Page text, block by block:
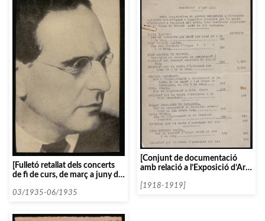
[Fulletó retallat dels concerts
de fi de curs, de març a juny de
03/1935-06/1935
[Conjunt de documentació
amb relació a l’Exposició d’Art
[1918-1919]